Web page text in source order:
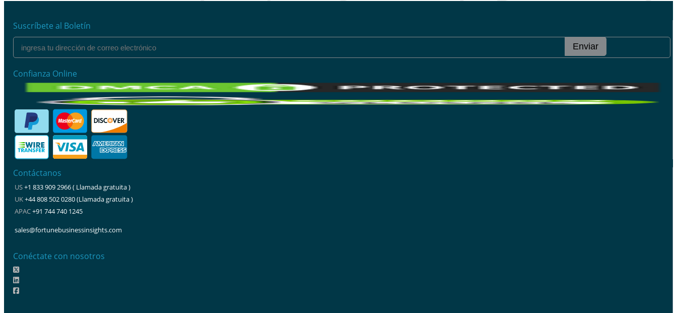
Suscríbete al Boletín
Enviar
Confianza Online
Contáctanos
US+1 833 909 2966 ( Llamada gratuita )
UK+44 808 502 0280 (Llamada gratuita )
APAC+91 744 740 1245
sales@fortunebusinessinsights.com
Conéctate con nosotros